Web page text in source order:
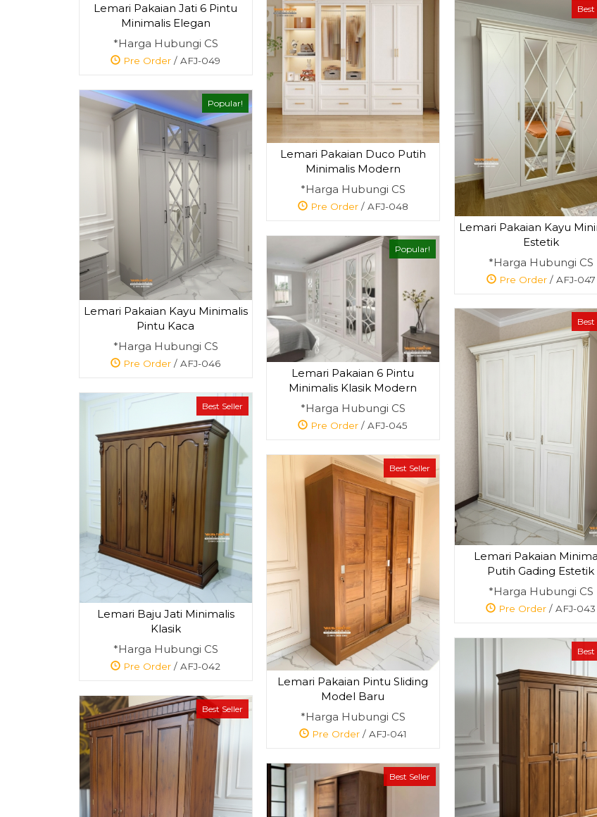
Lemari Pakaian Jati 6 Pintu
Minimalis Elegan
*Harga Hubungi CS
Pre Order / AFJ-049
Lemari Pakaian Duco Putih
Minimalis Modern
*Harga Hubungi CS
Pre Order/ AFJ-048
Best
Lemari Pakaian Kayu
Estetik
*Harga Hubungi CS
Pre Order/ AFJ-047
Popular!
Lemari Pakaian Kayu Minimalis
Pintu Kaca
*Harga Hubungi CS
Pre Order / AFJ-046
Popular!
Lemari Pakaian 6 Pintu
Minimalis Klasik Modern
*Harga Hubungi CS
Pre Order / AFJ-045
Best
Lemari Pakaian
Putih Gading Estetik
*Harga Hubungi CS
Pre Order / AFJ-043
Best Seller
Lemari Baju Jati Minimalis
Klasik
*Harga Hubungi CS
Pre Order / AFJ-042
Best Seller
Lemari Pakaian Pintu Sliding
Model Baru
*Harga Hubungi CS
Pre Order/ AFJ-041
Best
Best Seller
Best Seller